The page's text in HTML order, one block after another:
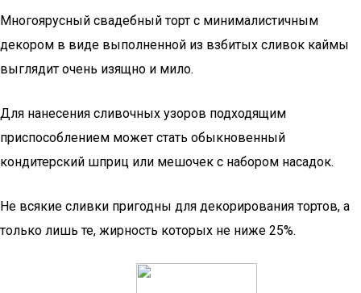
Многоярусный свадебный торт с минималистичным
декором в виде выполненной из взбитых сливок каймы
выглядит очень изящно и мило.
Для нанесения сливочных узоров подходящим
приспособлением может стать обыкновенный
кондитерский шприц или мешочек с набором насадок.
Не всякие сливки пригодны для декорирования тортов, а
только лишь те, жирность которых не ниже 25%.